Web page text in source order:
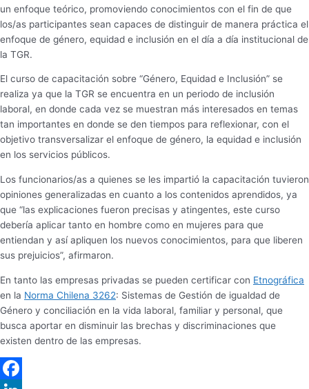
un enfoque teórico, promoviendo conocimientos con el fin de que
los/as participantes sean capaces de distinguir de manera práctica el
enfoque de género, equidad e inclusión en el día a día institucional de
la TGR.
El curso de capacitación sobre “Género, Equidad e Inclusión” se
realiza ya que la TGR se encuentra en un periodo de inclusión
laboral, en donde cada vez se muestran más interesados en temas
tan importantes en donde se den tiempos para reflexionar, con el
objetivo transversalizar el enfoque de género, la equidad e inclusión
en los servicios públicos.
Los funcionarios/as a quienes se les impartió la capacitación tuvieron
opiniones generalizadas en cuanto a los contenidos aprendidos, ya
que “las explicaciones fueron precisas y atingentes, este curso
debería aplicar tanto en hombre como en mujeres para que
entiendan y así apliquen los nuevos conocimientos, para que liberen
sus prejuicios”, afirmaron.
En tanto las empresas privadas se pueden certificar con Etnográfica
en la Norma Chilena 3262: Sistemas de Gestión de igualdad de
Género y conciliación en la vida laboral, familiar y personal, que
busca aportar en disminuir las brechas y discriminaciones que
existen dentro de las empresas.